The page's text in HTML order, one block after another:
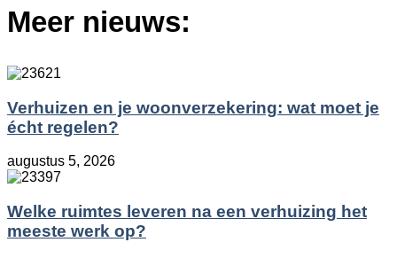
Meer nieuws:
Verhuizen en je woonverzekering: wat moet je
écht regelen?
augustus 5, 2026
Welke ruimtes leveren na een verhuizing het
meeste werk op?